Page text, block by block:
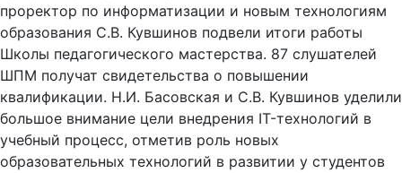
проректор по информатизации и новым технологиям
образования С.В. Кувшинов подвели итоги работы
Школы педагогического мастерства. 87 слушателей
ШПМ получат свидетельства о повышении
квалификации. Н.И. Басовская и С.В. Кувшинов уделили
большое внимание цели внедрения IT-технологий в
учебный процесс, отметив роль новых
образовательных технологий в развитии у студентов